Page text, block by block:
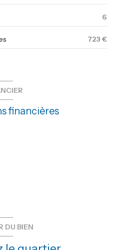
6
723 €
financières
DU BIEN